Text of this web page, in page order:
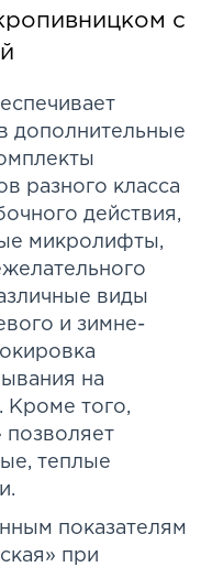
с
дополнительные
разного класса
действия,
микролифты,
виды
и зимне-
на
Кроме того,
позволяет
теплые
показателям
при